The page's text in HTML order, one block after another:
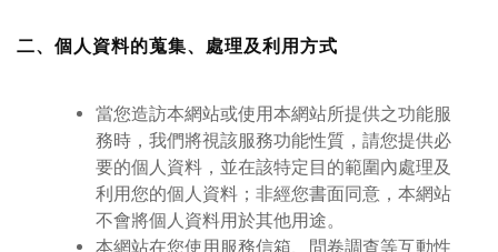
二、個人資料的蒐集、處理及利用方式
當您造訪本網站或使用本網站所提供之功能服
務時，我們將視該服務功能性質，請您提供必
要的個人資料，並在該特定目的範圍內處理及
利用您的個人資料；非經您書面同意，本網站
不會將個人資料用於其他用途。
本網站在您使用服務信箱、問卷調查等互動性